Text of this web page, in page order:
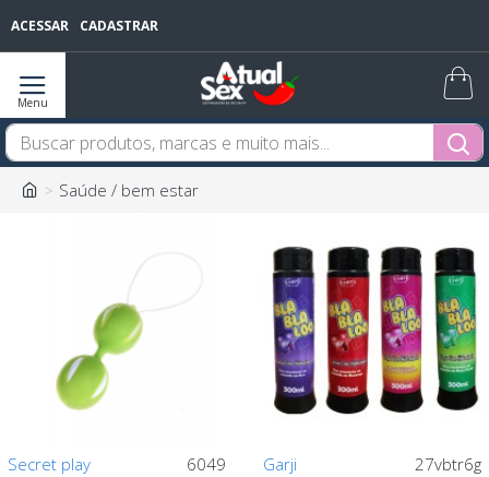
ACESSAR CADASTRAR
Saúde / bem estar
Secret play 6049 Garji 27vbtr6g